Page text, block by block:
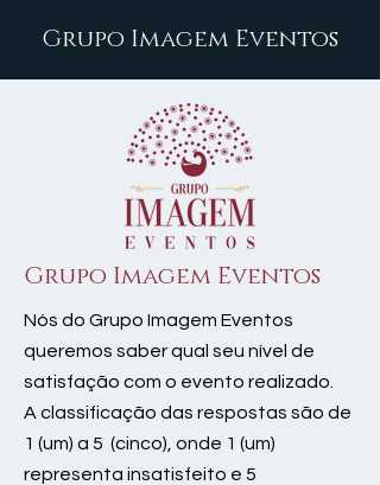
Grupo Imagem Eventos
Grupo Imagem Eventos
Nós do Grupo Imagem Eventos
queremos saber qual seu nível de
satisfação com o evento realizado.
A classificação das respostas são de
1 (um) a 5 (cinco), onde 1 (um)
representa insatisfeito e 5